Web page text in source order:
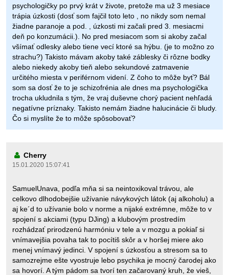
psychologičky po prvý krát v živote, pretože ma už 3 mesiace
trápia úzkosti (dosť som fajčil toto leto , no nikdy som nemal
žiadne paranoje a pod. , úzkosti mi začali pred 3. mesiacmi
deň po konzumácii.). No pred mesiacom som si akoby začal
všímať odlesky alebo tiene vecí ktoré sa hýbu. (je to možno zo
strachu?) Takisto mávam akoby také záblesky či rôzne bodky
alebo niekedy akoby tieň alebo sekundové zatmavenie
určitého miesta v periférnom videní. Z čoho to môže byť? Bál
som sa dosť že to je schizofrénia ale dnes ma psychologička
trocha ukludnila s tým, že vraj duševne chorý pacient nehľadá
negatívne príznaky. Takisto nemám žiadne halucinácie či bludy.
Čo si myslíte že to môže spôsobovať?
Cherry
15.01.2020 15:07:41
SamuelUnava, podľa mňa si sa neintoxikoval trávou, ale
celkovo dlhodobejšie užívanie návykových látok (aj alkoholu) a
aj ke´d to užívanie bolo v norme a nijaké extrémne, môže to v
spojení s akciami (typu DJing) a klubovým prostredím
rozhádzať prirodzenú harmóniu v tele a v mozgu a pokiaľ si
vnímavejšia povaha tak to pocítiš skôr a v horšej miere ako
menej vnímavý jedinci. V spojení s úzkosťou a stresom sa to
samozrejme ešte vyostruje lebo psychika je mocný čarodej ako
sa hovorí. A tým pádom sa tvorí ten začarovaný kruh, že vieš,